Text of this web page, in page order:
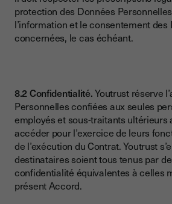
protection des Données
l’information et le consentement des
concernées, le cas échéant.
8.2 Confidentialité.Youtrust réserve
Personnelles confiées aux seules
employés et sous-traitants ultérieurs
accéder pour l’exercice de leurs
de l’exécution du Contrat. Youtrust
destinataires soient tous tenus par
confidentialité équivalentes à celles
présent Accord.